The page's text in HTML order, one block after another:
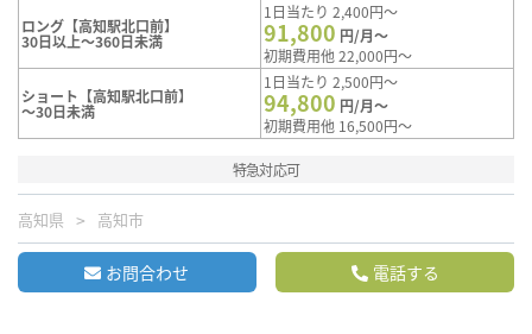
ロング【高知駅北口前】
30日以上～360日未満
1日当たり 2,400円～
91,800 円/月～
初期費用他 22,000円～
ショート【高知駅北口前】
～30日未満
1日当たり 2,500円～
94,800 円/月～
初期費用他 16,500円～
特急対応可
高知県 高知市
お問合わせ 電話する